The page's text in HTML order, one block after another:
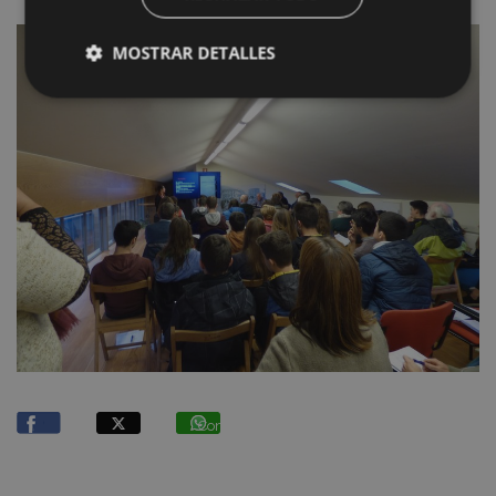
Compartir
MOSTRAR DETALLES